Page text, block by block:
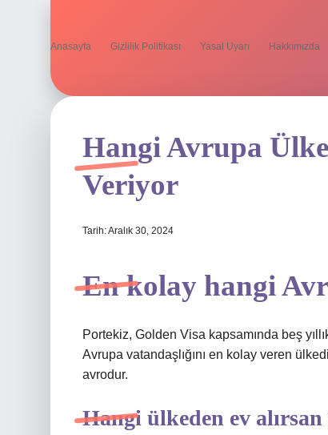
Anasayfa Gizlilik Politikası Yasal Uyarı Hakkımızda
Hangi Avrupa
Veriyor
Tarih: Aralık 30, 2024
En kolay hangi
Portekiz, Golden Visa kapsamında beş
Avrupa vatandaşlığını en kolay veren
avrodur.
Hangi ülkeden ev